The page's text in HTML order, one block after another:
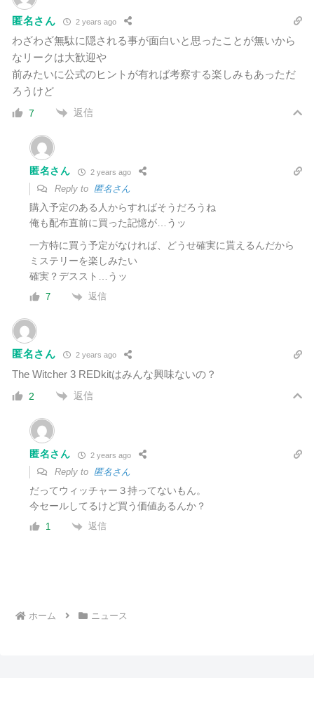
匿名さん 2 years ago
わざわざ無駄に隠される事が面白いと思ったことが無いから
なリークは大歓迎や
前みたいに公式のヒントが有れば考察する楽しみもあっただ
ろうけど
7 返信
匿名さん 2 years ago
Reply to 匿名さん
購入予定のある人からすればそうだろうね
俺も配布直前に買った記憶が…うッ
一方特に買う予定がなければ、どうせ確実に貰えるんだから
ミステリーを楽しみたい
確実？デススト…うッ
7 返信
匿名さん 2 years ago
The Witcher 3 REDkitはみんな興味ないの？
2 返信
匿名さん 2 years ago
Reply to 匿名さん
だってウィッチャー３持ってないもん。
今セールしてるけど買う価値あるんか？
1 返信
ホーム ニュース